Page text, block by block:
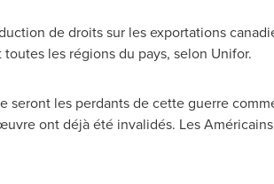
de droits sur les exportations
les régions du pays, selon Unifor.
seront les perdants de cette guerre
ont déjà été invalidés. Les